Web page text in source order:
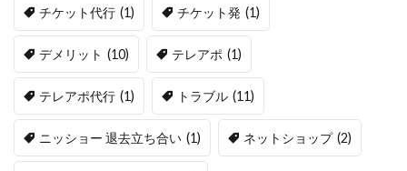
チケット代行 (1) チケット発 (1)
デメリット (10) テレアポ (1)
テレアポ代行 (1) トラブル (11)
ニッショー 退去立ち合い (1) ネットショップ (2)